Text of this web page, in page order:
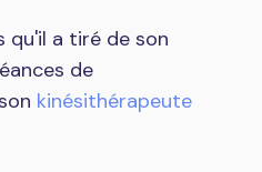
qu'il a tiré de son
de
kinésithérapeute